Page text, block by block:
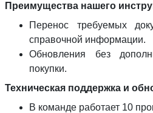
Преимущества нашего
Перенос требуемых
справочной информации.
Обновления без
покупки.
Техническая поддержка и
В команде работает 10